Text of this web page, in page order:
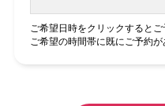
ご希望日時をクリックするとご
ご希望の時間帯に既にご予約が